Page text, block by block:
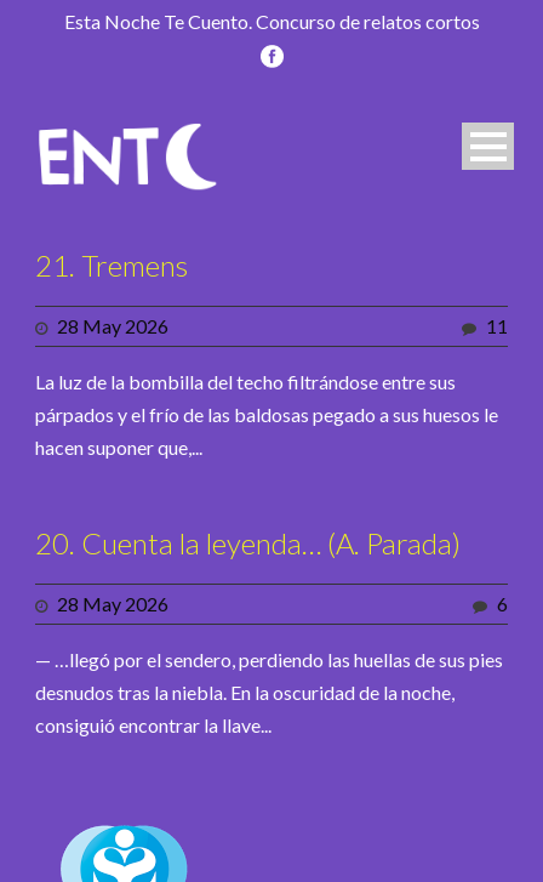
Esta Noche Te Cuento. Concurso de relatos cortos
21. Tremens
28 May 2026 11
La luz de la bombilla del techo filtrándose entre sus
párpados y el frío de las baldosas pegado a sus huesos le
hacen suponer que,...
20. Cuenta la leyenda… (A. Parada)
28 May 2026 6
— …llegó por el sendero, perdiendo las huellas de sus pies
desnudos tras la niebla. En la oscuridad de la noche,
consiguió encontrar la llave...